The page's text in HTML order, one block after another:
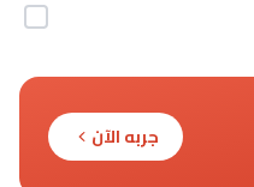
جربه الآن